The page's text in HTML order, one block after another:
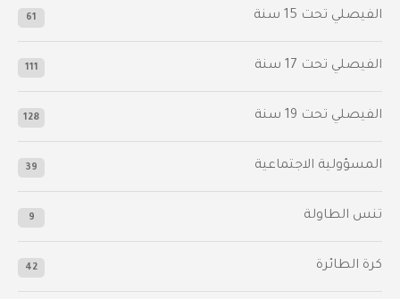
الفيصلي‬⁩ تحت 15 سنة 61
‫الفيصلي‬⁩ تحت 17 سنة 111
الفيصلي‬⁩ تحت 19 سنة 128
المسؤولية الاجتماعية 39
تنس الطاولة 9
كرة الطائرة 42